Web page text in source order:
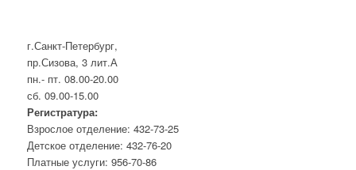
г.Санкт-Петербург,
пр.Сизова, 3 лит.А
пн.- пт. 08.00-20.00
сб. 09.00-15.00
Регистратура:
Взрослое отделение: 432-73-25
Детское отделение: 432-76-20
Платные услуги: 956-70-86